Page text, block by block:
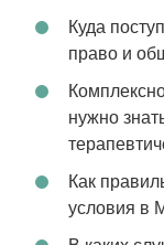
Куда
право и
нужно
Как
условия в